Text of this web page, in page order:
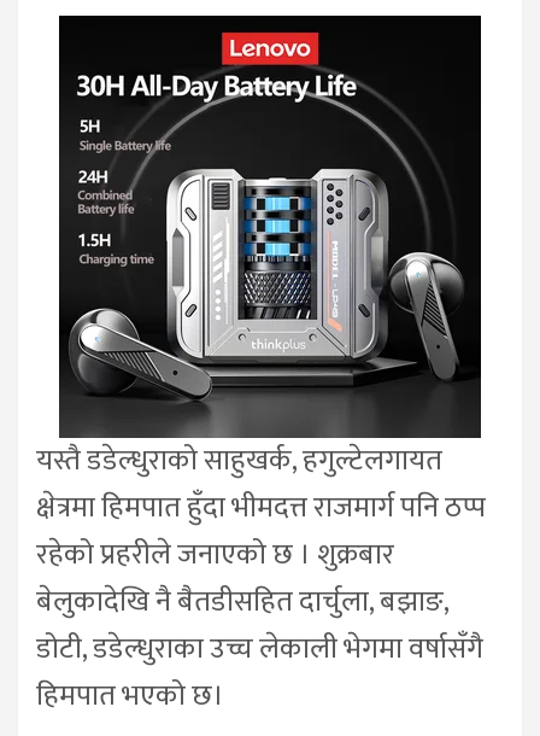
यस्तै डडेल्धुराको साहुखर्क, हगुल्टेलगायत
क्षेत्रमा हिमपात हुँदा भीमदत्त राजमार्ग पनि ठप्प
रहेको प्रहरीले जनाएको छ । शुक्रबार
बेलुकादेखि नै बैतडीसहित दार्चुला, बझाङ,
डोटी, डडेल्धुराका उच्च लेकाली भेगमा वर्षासँगै
हिमपात भएको छ।